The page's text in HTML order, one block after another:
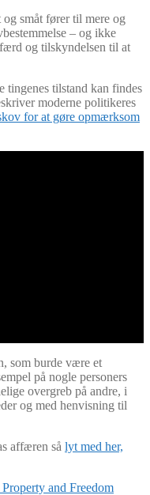
og småt fører til mere og
– og ikke
og tilskyndelsen til at
tingenes tilstand kan findes
moderne politikeres
for at gøre opmærksom
som burde være et
på nogle personers
overgreb på andre, i
og med henvisning til
affæren så lyt med her,
and Freedom